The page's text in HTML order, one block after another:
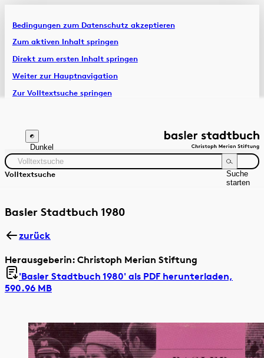
Bedingungen zum Datenschutz akzeptieren
Zum aktiven Inhalt springen
Direkt zum ersten Inhalt springen
Weiter zur Hauptnavigation
Zur Volltextsuche springen
Artikel & Dossiers
Chronik
Dunkel
Volltextsuche
Suche
starten
Zeitraum Autor:in
Basler Stadtbuch 1980
zurück
Herausgeberin: Christoph Merian Stiftung
'Basler Stadtbuch 1980' als PDF herunterladen,
590.96 MB